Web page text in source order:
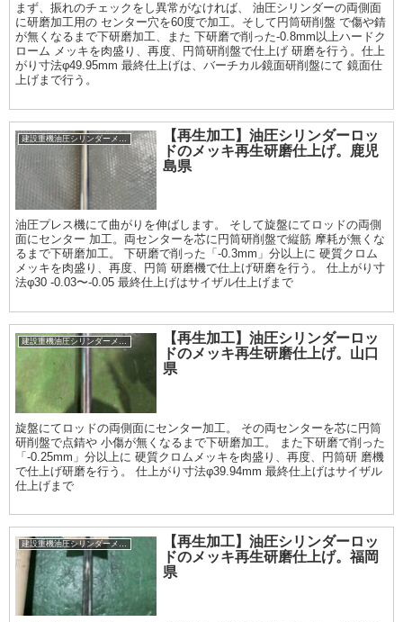
まず、振れのチェックをし異常がなければ、 油圧シリンダーの両側面
に研磨加工用の センター穴を60度で加工。そして円筒研削盤 で傷や錆
が無くなるまで下研磨加工、また 下研磨で削った-0.8mm以上ハードク
ローム メッキを肉盛り、再度、円筒研削盤で仕上げ 研磨を行う。仕上
がり寸法φ49.95mm 最終仕上げは、バーチカル鏡面研削盤にて 鏡面仕
上げまで行う。
【再生加工】油圧シリンダーロッ
ドのメッキ再生研磨仕上げ。鹿児
島県
油圧プレス機にて曲がりを伸ばします。 そして旋盤にてロッドの両側
面にセンター 加工。両センターを芯に円筒研削盤で縦筋 摩耗が無くな
るまで下研磨加工。 下研磨で削った「-0.3mm」分以上に 硬質クロム
メッキを肉盛り、再度、円筒 研磨機で仕上げ研磨を行う。 仕上がり寸
法φ30 -0.03〜-0.05 最終仕上げはサイザル仕上げまで
【再生加工】油圧シリンダーロッ
ドのメッキ再生研磨仕上げ。山口
県
旋盤にてロッドの両側面にセンター加工。 その両センターを芯に円筒
研削盤で点錆や 小傷が無くなるまで下研磨加工。 また下研磨で削った
「-0.25mm」分以上に 硬質クロムメッキを肉盛り、再度、円筒研 磨機
で仕上げ研磨を行う。 仕上がり寸法φ39.94mm 最終仕上げはサイザル
仕上げまで
建設重機油圧シリンダーメッキ加工履歴
【再生加工】油圧シリンダーロッ
ドのメッキ再生研磨仕上げ。福岡
県